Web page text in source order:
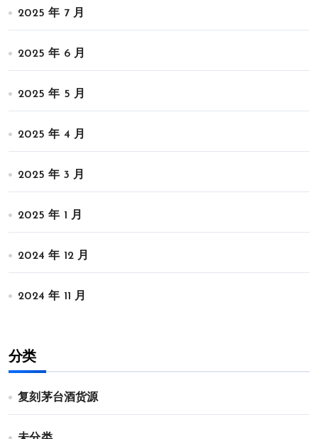
2025 年 7 月
2025 年 6 月
2025 年 5 月
2025 年 4 月
2025 年 3 月
2025 年 1 月
2024 年 12 月
2024 年 11 月
分类
复刻茅台酒货源